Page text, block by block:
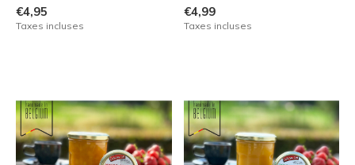
€4,95
Taxes incluses
€4,99
Taxes incluses